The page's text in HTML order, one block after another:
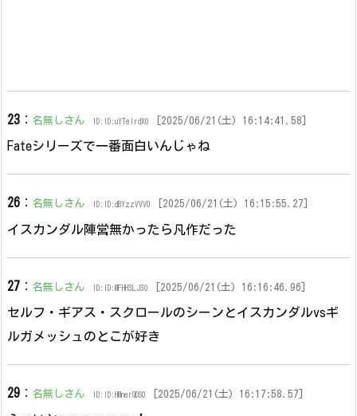
23 ： 名無しさん ID:ID:uYTelrdX0 [2025/06/21(土) 16:14:41.58]
Fateシリーズで一番面白いんじゃね
26 ： 名無しさん ID:ID:dBYzzVVV0 [2025/06/21(土) 16:15:55.27]
イスカンダル陣営無かったら凡作だった
27 ： 名無しさん ID:ID:MFHH3LJ30 [2025/06/21(土) 16:16:46.96]
セルフ・ギアス・スクロールのシーンとイスカンダルvsギ
ルガメッシュのとこが好き
29 ： 名無しさん ID:ID:HMnerQDS0 [2025/06/21(土) 16:17:58.57]